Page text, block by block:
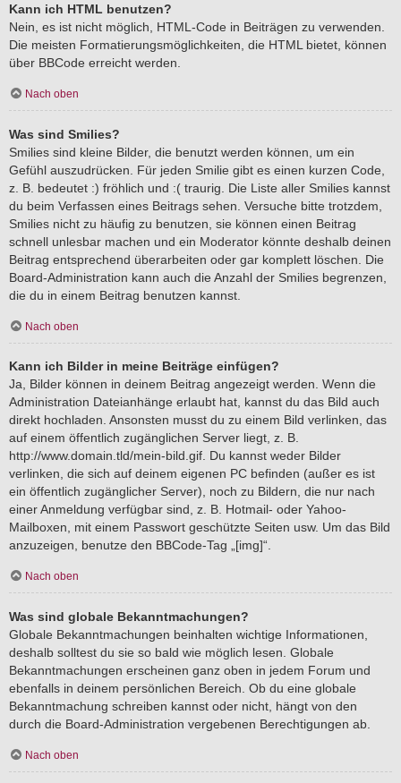
Kann ich HTML benutzen?
Nein, es ist nicht möglich, HTML-Code in Beiträgen zu verwenden.
Die meisten Formatierungsmöglichkeiten, die HTML bietet, können
über BBCode erreicht werden.
Nach oben
Was sind Smilies?
Smilies sind kleine Bilder, die benutzt werden können, um ein
Gefühl auszudrücken. Für jeden Smilie gibt es einen kurzen Code,
z. B. bedeutet :) fröhlich und :( traurig. Die Liste aller Smilies kannst
du beim Verfassen eines Beitrags sehen. Versuche bitte trotzdem,
Smilies nicht zu häufig zu benutzen, sie können einen Beitrag
schnell unlesbar machen und ein Moderator könnte deshalb deinen
Beitrag entsprechend überarbeiten oder gar komplett löschen. Die
Board-Administration kann auch die Anzahl der Smilies begrenzen,
die du in einem Beitrag benutzen kannst.
Nach oben
Kann ich Bilder in meine Beiträge einfügen?
Ja, Bilder können in deinem Beitrag angezeigt werden. Wenn die
Administration Dateianhänge erlaubt hat, kannst du das Bild auch
direkt hochladen. Ansonsten musst du zu einem Bild verlinken, das
auf einem öffentlich zugänglichen Server liegt, z. B.
http://www.domain.tld/mein-bild.gif. Du kannst weder Bilder
verlinken, die sich auf deinem eigenen PC befinden (außer es ist
ein öffentlich zugänglicher Server), noch zu Bildern, die nur nach
einer Anmeldung verfügbar sind, z. B. Hotmail- oder Yahoo-
Mailboxen, mit einem Passwort geschützte Seiten usw. Um das Bild
anzuzeigen, benutze den BBCode-Tag „[img]“.
Nach oben
Was sind globale Bekanntmachungen?
Globale Bekanntmachungen beinhalten wichtige Informationen,
deshalb solltest du sie so bald wie möglich lesen. Globale
Bekanntmachungen erscheinen ganz oben in jedem Forum und
ebenfalls in deinem persönlichen Bereich. Ob du eine globale
Bekanntmachung schreiben kannst oder nicht, hängt von den
durch die Board-Administration vergebenen Berechtigungen ab.
Nach oben